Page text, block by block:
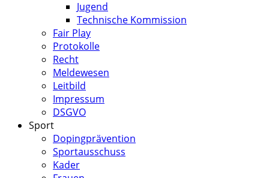
Jugend
Technische Kommission
Fair Play
Protokolle
Recht
Meldewesen
Leitbild
Impressum
DSGVO
Sport
Dopingprävention
Sportausschuss
Kader